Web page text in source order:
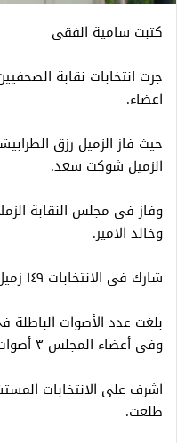
كتبت سامية الفقى
جرت انتخابات نقابة
اعضاء.
حيث فاز الزميل رزق
الزميل شوكت سعد.
وفاز فى مجلس النقابة
وخالد الامير.
شارك فى الانتخابات ١٤٩ زميل وزميلة من بين نحو ١٩٠ عضو
وفى أعضاء المجلس ٣ أصوات.
اشرف على الانتخابات
طلعت.